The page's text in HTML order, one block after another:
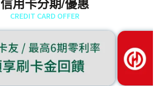
CREDIT CARD OFFER